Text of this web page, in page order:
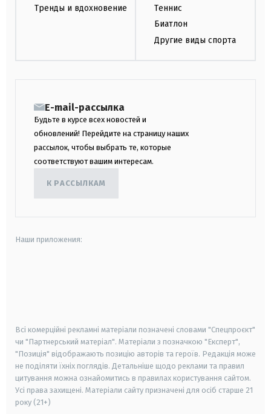
Тренды и вдохновение
Теннис
Биатлон
Другие виды спорта
E-mail-рассылка
Будьте в курсе всех новостей и
обновлений! Перейдите на страницу наших
рассылок, чтобы выбрать те, которые
соответствуют вашим интересам.
К РАССЫЛКАМ
Наши приложения:
Всі комерційні рекламні матеріали позначені словами "Спецпроєкт"
чи "Партнерський матеріал". Матеріали з позначкою "Експерт",
"Позиція" відображають позицію авторів та героїв. Редакція може
не поділяти їхніх поглядів. Детальніше щодо реклами та правил
цитування можна ознайомитись в правилах користування сайтом.
Усі права захищені. Матеріали сайту призначені для осіб старше 21
року (21+)